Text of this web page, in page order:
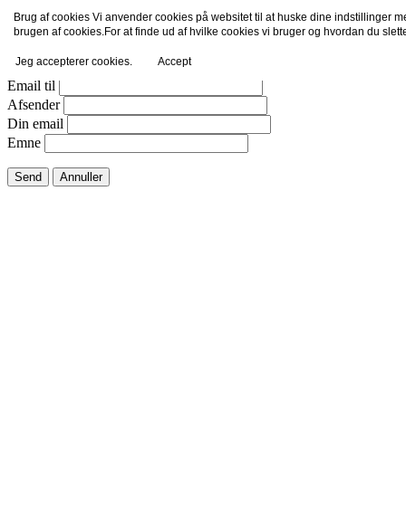
Email dette link til en ven.
Luk vindue
Email til
Afsender
Din email
Emne
Send Annuller
Brug af cookies Vi anvender cookies på websitet til at huske dine indstillinger
brugen af cookies.For at finde ud af hvilke cookies vi bruger og hvordan du
Jeg accepterer cookies. Accept